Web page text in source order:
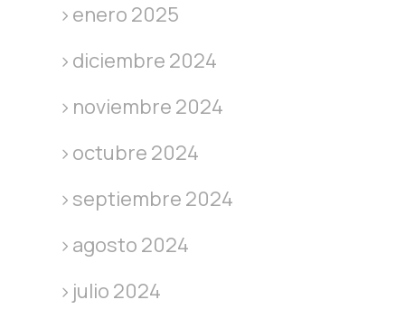
enero 2025
diciembre 2024
noviembre 2024
octubre 2024
septiembre 2024
agosto 2024
julio 2024